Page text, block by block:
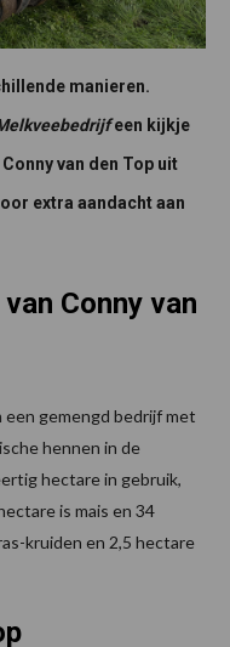
manieren.
een kijkje
van den Top uit
extra aandacht aan
Conny van
een gemengd bedrijf met
hennen in de
hectare in gebruik,
is mais en 34
kruiden en 2,5 hectare